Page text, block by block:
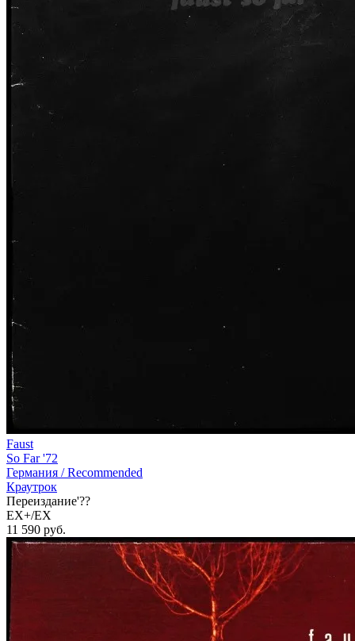
Faust
So Far '72
Германия /Recommended
Краутрок
Переиздание'??
EX+/EX
11 590 руб.